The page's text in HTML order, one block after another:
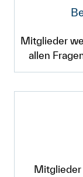
Mitglieder
allen
Mitglieder